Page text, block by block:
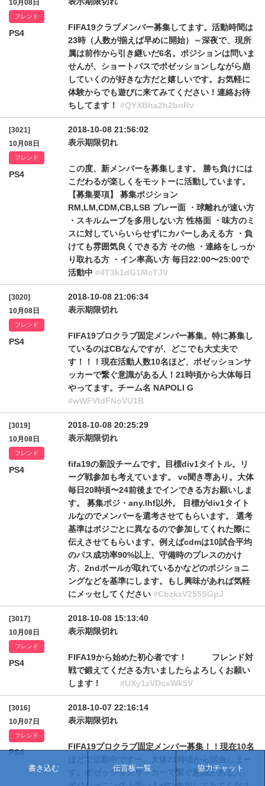
10月08日
フレンド
PS4
FIFA19クラブメンバー募集してます。活動時間は
23時（人数が揃えば早めに開始）～深夜で、現所
属は前作から引き継いだ6名。ポジションは問いま
せんが、ショートパスでポゼッションしながら崩
していくのが好きな方だと嬉しいです。お気軽に
体験からでも遊びに来てみてください！連絡お待
ちしてます！ #QYXBha2h2bnRv
[3021]
10月08日
フレンド
PS4
2018-10-08 21:56:02
表示期限切れ
この度、新メンバーを募集します。 勝ち負けには
こだわるが楽しくをモットーに活動しています。
【募集要項】 募集ポジション
RM,LM,CDM,CB,LSB プレー面 ・球離れが速い方
・スキルムーブを多用しない方 性格面 ・味方のミ
スに対していらいらせずにカバーしあえる方 ・負
けても雰囲気良くできる方 その他 ・連絡をしっか
り取れる方 ・イン率高い方 毎日22:00〜25:00で
活動中 #4T3k1dG1McTJV
[3020]
10月08日
フレンド
PS4
2018-10-08 21:06:34
表示期限切れ
FIFA19プロクラブ固定メンバー募集。特に募集し
ているのはCBなんですが、どこでも大丈夫で
す！！！現在活動人数10名ほど、ポゼッションサ
ッカーで繋ぐ意識がある人！21時頃から大体毎日
やってます。チーム名 NAPOLI G
#wWFVIdFNoVU1B
[3019]
10月08日
フレンド
PS4
2018-10-08 20:25:29
表示期限切れ
fifa19の新設チームです。目標div1タイトル。リ
ーグ戦参加も考えています。 vc聞き専あり。大体
毎日20時頃〜24前後までインできる方お願いしま
す。 募集ポジ・any.lhf以外。 目標がdiv1タイト
ルなのでメンバーを選考させてもらいます。 選考
基準はポジごとに異なるので参加してくれた際に
伝えさせてもらいます。例えばcdmは10試合平均
のパス成功率90%以上、守備時のプレスのかけ
方、2ndボールが取れているかなどのポジショニ
ングなどを基準にします。もし興味があれば気軽
にメッセしてください #CbzkzV255SGpJ
[3017]
10月08日
フレンド
PS4
2018-10-08 15:13:40
表示期限切れ
FIFA19から始めた初心者です！ フレンド対
戦で鍛えてくださる方いましたらよろしくお願い
します！ #UXy1zVDcxWk5V
[3016]
10月07日
フレンド
PS4
2018-10-07 22:16:14
表示期限切れ
FIFA19プロクラブ固定メンバー募集！！現在10名
す。ポゼッションサッカーで繋ぐ意識がある人、
書き込む 伝言板一覧 協力チャット